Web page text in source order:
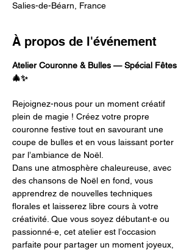
Salies-de-Béarn, France
À propos de l'événement
Atelier Couronne & Bulles — Spécial Fêtes
🎄✨
Rejoignez-nous pour un moment créatif
plein de magie ! Créez votre propre
couronne festive tout en savourant une
coupe de bulles et en vous laissant porter
par l’ambiance de Noël.
Dans une atmosphère chaleureuse, avec
des chansons de Noël en fond, vous
apprendrez de nouvelles techniques
florales et laisserez libre cours à votre
créativité. Que vous soyez débutant·e ou
passionné·e, cet atelier est l’occasion
parfaite pour partager un moment joyeux,